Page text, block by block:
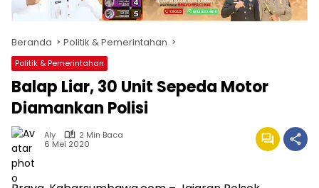
Beranda Politik & Pemerintahan
Politik & Pemerintahan
Balap Liar, 30 Unit Sepeda Motor
Diamankan Polisi
Aly
2 Min Baca
6 Mei 2020